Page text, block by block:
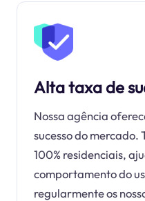
Alta taxa de
Nossa agência
sucesso do mercado.
100% residenciais,
comportamento do
regularmente os